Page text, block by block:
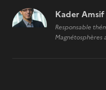
Kader Amsif
Responsable
Magnétosphères